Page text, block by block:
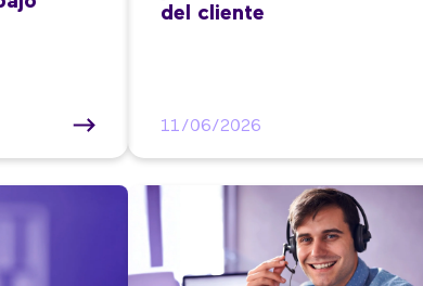
del cliente
11/06/2026